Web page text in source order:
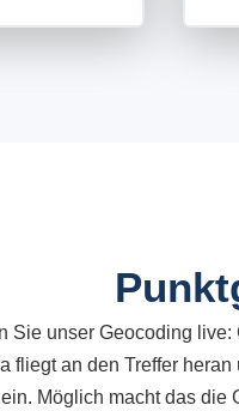
Sie unser Geocoding
fliegt an den Treffer
Möglich macht das die